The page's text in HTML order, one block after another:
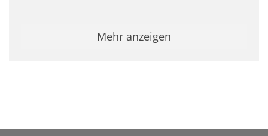
Mehr anzeigen